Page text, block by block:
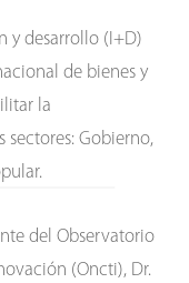
y desarrollo (I+D)
de bienes y
la
Gobierno,
del Observatorio
(Oncti), Dr.